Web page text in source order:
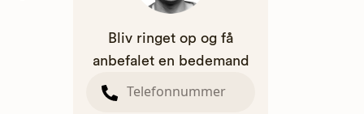
Bliv ringet op og få
anbefalet en bedemand